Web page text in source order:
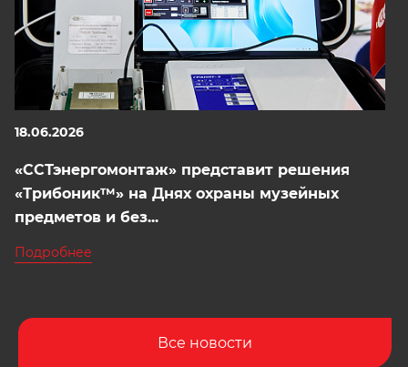
18.06.2026
«ССТэнергомонтаж» представит решения
«Трибоник™» на Днях охраны музейных
предметов и без...
Подробнее
Все новости